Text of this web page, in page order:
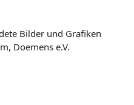
Bilder und Grafiken
Doemens e.V.